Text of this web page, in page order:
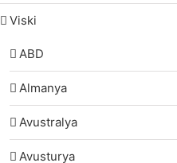
Viski
ABD
Almanya
Avustralya
Avusturya